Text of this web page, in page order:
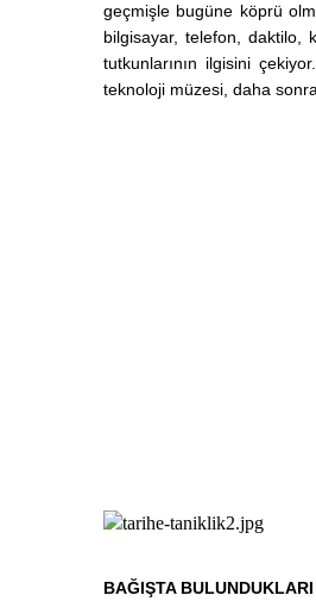
geçmişle bugüne köprü
bilgisayar, telefon, daktilo,
tutkunlarının ilgisini
teknoloji müzesi, daha
BAĞIŞTA